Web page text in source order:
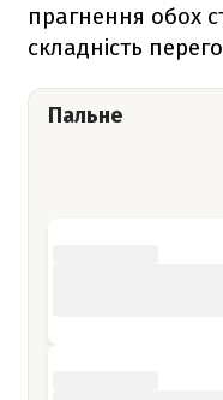
прагнення обох
складність
Пальне